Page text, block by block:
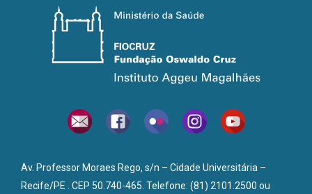
Av. Professor Moraes Rego, s/n – Cidade Universitária –
Recife/PE . CEP 50.740-465. Telefone: (81) 2101.2500 ou